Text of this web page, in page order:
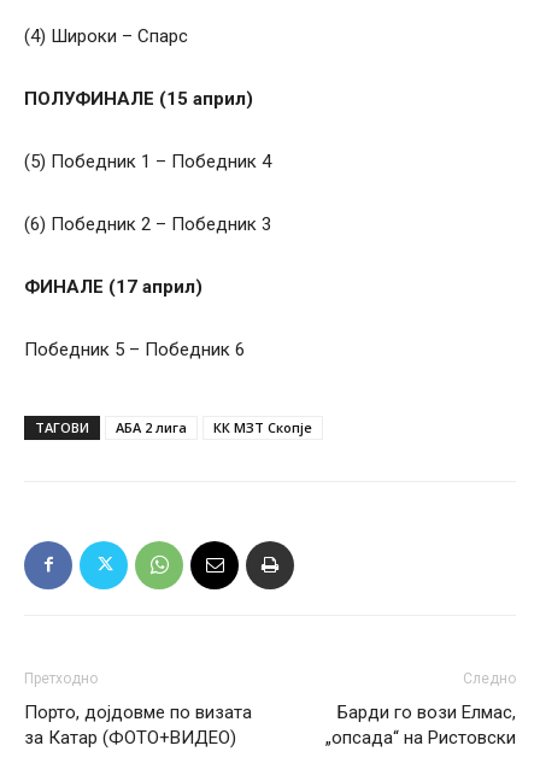
(4) Широки – Спарс
ПОЛУФИНАЛЕ (15 април)
(5) Победник 1 – Победник 4
(6) Победник 2 – Победник 3
ФИНАЛЕ (17 април)
Победник 5 – Победник 6
ТАГОВИ АБА 2 лига КК МЗТ Скопје
Претходно
Порто, дојдовме по визата
за Катар (ФОТО+ВИДЕО)
Следно
Барди го вози Елмас,
„опсада“ на Ристовски